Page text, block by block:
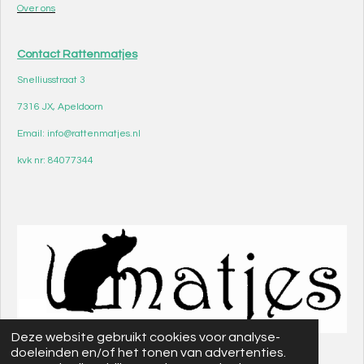
Deze website gebruikt cookies voor analyse-
doeleinden en/of het tonen van advertenties.
Over ons
Contact Rattenmatjes
Snelliusstraat 3
7316 JX, Apeldoorn
Email: info@rattenmatjes.nl
kvk nr: 84077344
© 2021 - 2026 Rattenmatjes
Powered by JouwWeb